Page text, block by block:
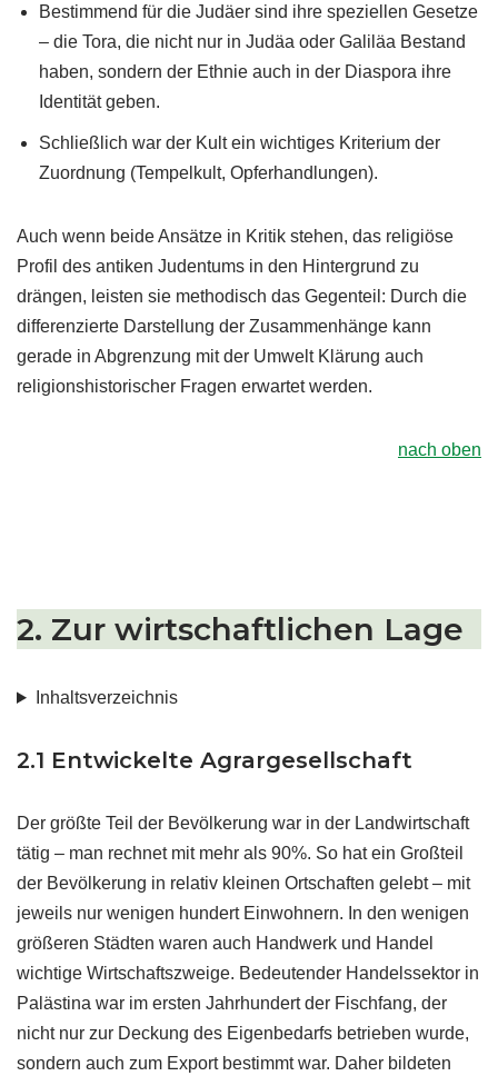
Bestimmend für die Judäer sind ihre speziellen Gesetze
– die Tora, die nicht nur in Judäa oder Galiläa Bestand
haben, sondern der Ethnie auch in der Diaspora ihre
Identität geben.
Schließlich war der Kult ein wichtiges Kriterium der
Zuordnung (Tempelkult, Opferhandlungen).
Auch wenn beide Ansätze in Kritik stehen, das religiöse
Profil des antiken Judentums in den Hintergrund zu
drängen, leisten sie methodisch das Gegenteil: Durch die
differenzierte Darstellung der Zusammenhänge kann
gerade in Abgrenzung mit der Umwelt Klärung auch
religionshistorischer Fragen erwartet werden.
nach oben
2. Zur wirtschaftlichen Lage
Inhaltsverzeichnis
2.1 Entwickelte Agrargesellschaft
Der größte Teil der Bevölkerung war in der Landwirtschaft
tätig – man rechnet mit mehr als 90%. So hat ein Großteil
der Bevölkerung in relativ kleinen Ortschaften gelebt – mit
jeweils nur wenigen hundert Einwohnern. In den wenigen
größeren Städten waren auch Handwerk und Handel
wichtige Wirtschaftszweige. Bedeutender Handelssektor in
Palästina war im ersten Jahrhundert der Fischfang, der
nicht nur zur Deckung des Eigenbedarfs betrieben wurde,
sondern auch zum Export bestimmt war. Daher bildeten